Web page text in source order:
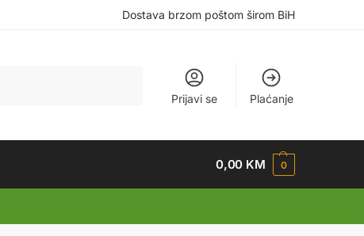
Dostava brzom poštom širom BiH
Prijavi se Plaćanje
0,00 KM 0